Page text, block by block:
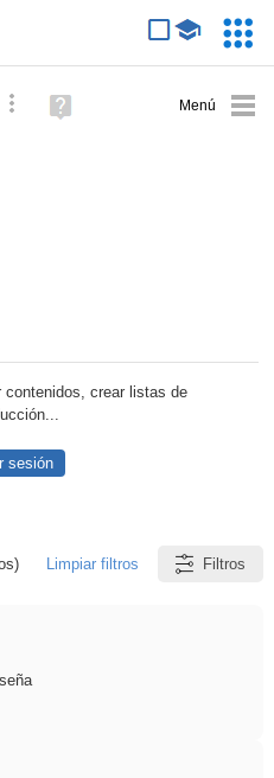
Búsqueda avanzada
Ayuda
(en
contenidos, crear listas de
sesión
Limpiar filtros Filtros